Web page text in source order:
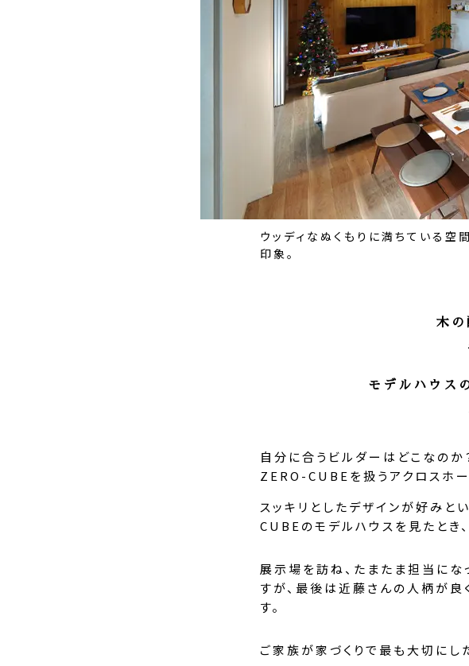
ウッディなぬくもりに満ちている空
印象。
木の
モデルハウス
自分に合うビルダーはどこなのか
ZERO-CUBEを扱うアクロスホー
スッキリとしたデザインが好みと
CUBEのモデルハウスを見たとき
展示場を訪ね、たまたま担当に
すが、最後は近藤さんの人柄が良
す。
ご家族が家づくりで最も大切にし